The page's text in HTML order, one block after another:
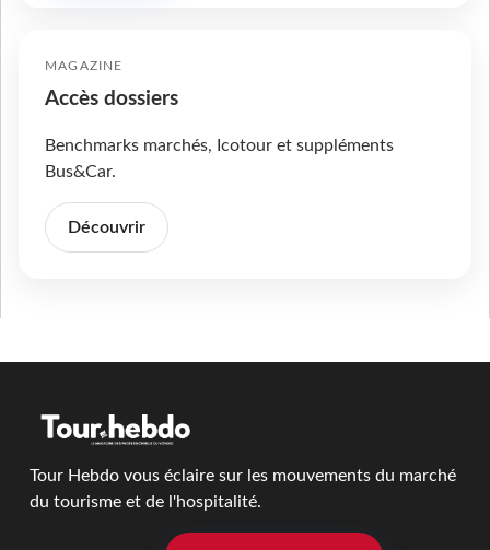
MAGAZINE
Accès dossiers
Benchmarks marchés, Icotour et suppléments
Bus&Car.
Découvrir
Tour Hebdo vous éclaire sur les mouvements du marché
du tourisme et de l'hospitalité.